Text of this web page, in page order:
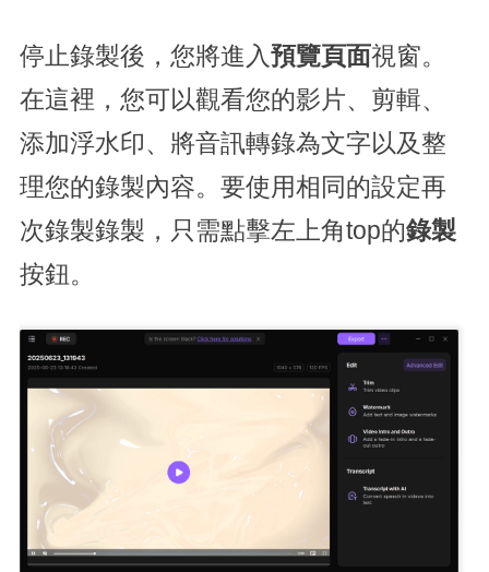
停止錄製後，您將進入預覽頁面視窗。
在這裡，您可以觀看您的影片、剪輯、
添加浮水印、將音訊轉錄為文字以及整
理您的錄製內容。要使用相同的設定再
次錄製錄製，只需點擊左上角top的錄製
按鈕。